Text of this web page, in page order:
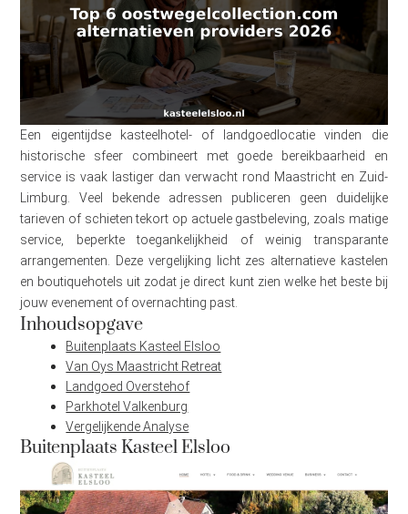
Een eigentijdse kasteelhotel- of landgoedlocatie vinden die
historische sfeer combineert met goede bereikbaarheid en
service is vaak lastiger dan verwacht rond Maastricht en Zuid-
Limburg. Veel bekende adressen publiceren geen duidelijke
tarieven of schieten tekort op actuele gastbeleving, zoals matige
service, beperkte toegankelijkheid of weinig transparante
arrangementen. Deze vergelijking licht zes alternatieve kastelen
en boutiquehotels uit zodat je direct kunt zien welke het beste bij
jouw evenement of overnachting past.
Inhoudsopgave
Buitenplaats Kasteel Elsloo
Van Oys Maastricht Retreat
Landgoed Overstehof
Parkhotel Valkenburg
Vergelijkende Analyse
Buitenplaats Kasteel Elsloo